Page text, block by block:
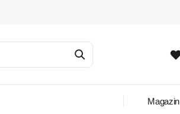
Magazin